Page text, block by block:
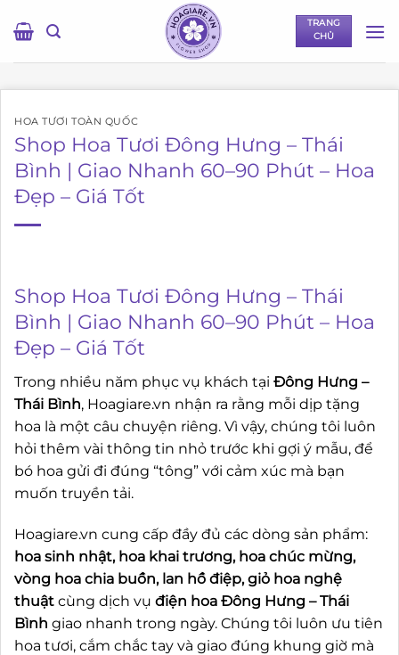
qua
TRANG
CHỦ
HOA TƯƠI TOÀN QUỐC
Shop Hoa Tươi Đông Hưng – Thái
Bình | Giao Nhanh 60–90 Phút – Hoa
Đẹp – Giá Tốt
Shop Hoa Tươi Đông Hưng – Thái
Bình | Giao Nhanh 60–90 Phút – Hoa
Đẹp – Giá Tốt
Trong nhiều năm phục vụ khách tại Đông Hưng –
Thái Bình, Hoagiare.vn nhận ra rằng mỗi dịp tặng
hoa là một câu chuyện riêng. Vì vậy, chúng tôi luôn
hỏi thêm vài thông tin nhỏ trước khi gợi ý mẫu, để
bó hoa gửi đi đúng “tông” với cảm xúc mà bạn
muốn truyền tải.
Hoagiare.vn cung cấp đầy đủ các dòng sản phẩm:
hoa sinh nhật, hoa khai trương, hoa chúc mừng,
vòng hoa chia buồn, lan hồ điệp, giỏ hoa nghệ
thuật cùng dịch vụ điện hoa Đông Hưng – Thái
Bình giao nhanh trong ngày. Chúng tôi luôn ưu tiên
hoa tươi, cắm chắc tay và giao đúng khung giờ mà